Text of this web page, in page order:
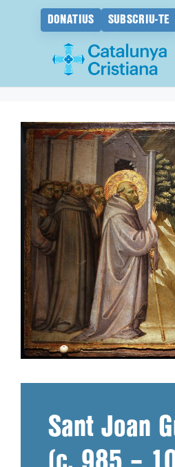
DONATIUS SUBSCRIU-TE
contingut
Sant Joan
(c. 985 –